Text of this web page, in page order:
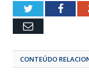
Twitter
Email
CONTEÚDO